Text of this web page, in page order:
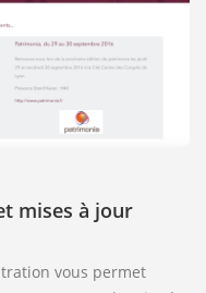
mises à jour
vous permet